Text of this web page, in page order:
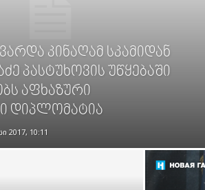
კინაღამ სკამიდან
პასტუხოვის უწყებაში
აფხაზური
დიპლომატია
2017, 10:11